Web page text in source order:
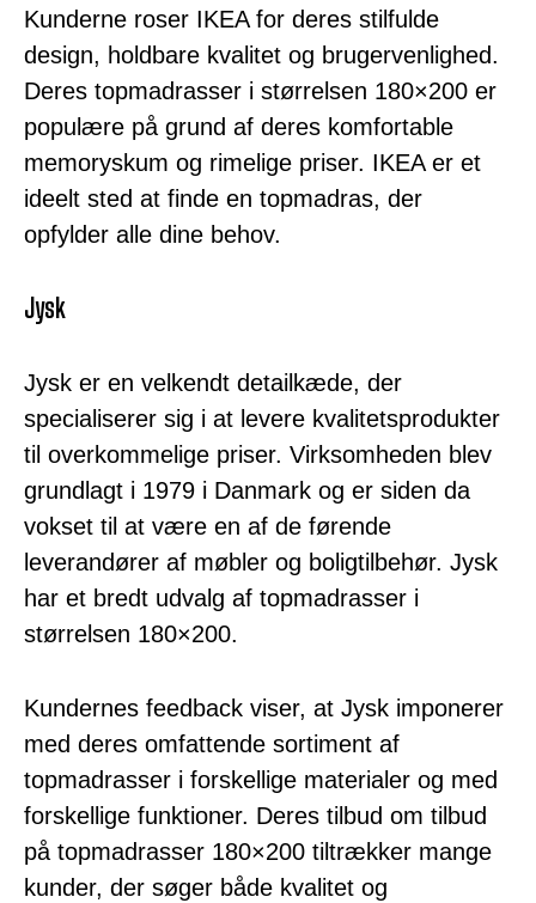
Kunderne roser IKEA for deres stilfulde
design, holdbare kvalitet og brugervenlighed.
Deres topmadrasser i størrelsen 180×200 er
populære på grund af deres komfortable
memoryskum og rimelige priser. IKEA er et
ideelt sted at finde en topmadras, der
opfylder alle dine behov.
Jysk
Jysk er en velkendt detailkæde, der
specialiserer sig i at levere kvalitetsprodukter
til overkommelige priser. Virksomheden blev
grundlagt i 1979 i Danmark og er siden da
vokset til at være en af de førende
leverandører af møbler og boligtilbehør. Jysk
har et bredt udvalg af topmadrasser i
størrelsen 180×200.
Kundernes feedback viser, at Jysk imponerer
med deres omfattende sortiment af
topmadrasser i forskellige materialer og med
forskellige funktioner. Deres tilbud om tilbud
på topmadrasser 180×200 tiltrækker mange
kunder, der søger både kvalitet og